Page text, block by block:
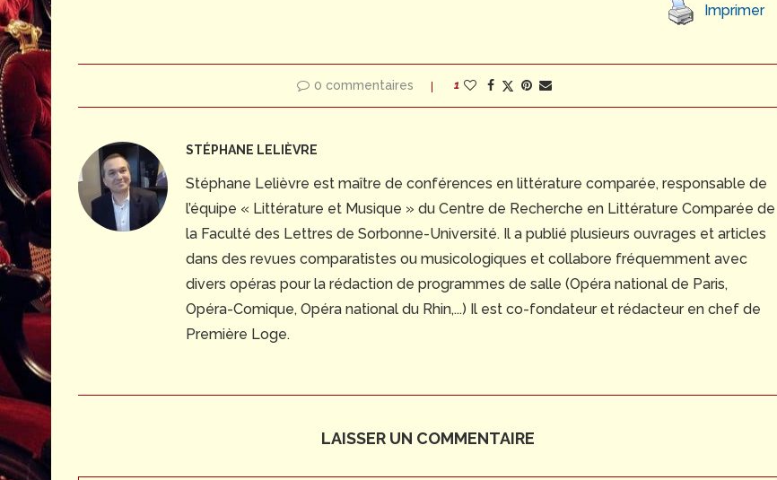
Imprimer
0 commentaires 1
STÉPHANE LELIÈVRE
Stéphane Lelièvre est maître de conférences en littérature comparée, responsable de
l’équipe « Littérature et Musique » du Centre de Recherche en Littérature Comparée de
la Faculté des Lettres de Sorbonne-Université. Il a publié plusieurs ouvrages et articles
dans des revues comparatistes ou musicologiques et collabore fréquemment avec
divers opéras pour la rédaction de programmes de salle (Opéra national de Paris,
Opéra-Comique, Opéra national du Rhin,...) Il est co-fondateur et rédacteur en chef de
Première Loge.
LAISSER UN COMMENTAIRE